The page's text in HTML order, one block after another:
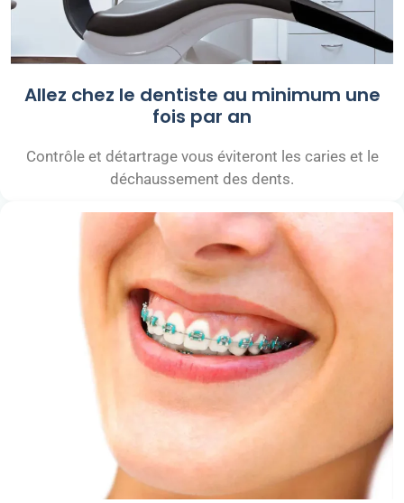
Allez chez le dentiste au minimum une
fois par an
Contrôle et détartrage vous éviteront les caries et le
déchaussement des dents.